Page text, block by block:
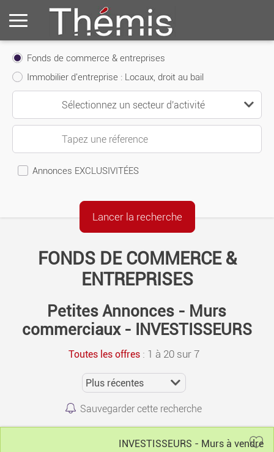
Fonds de commerce & entreprises
Immobilier d'entreprise : Locaux, droit au bail
Annonces EXCLUSIVITÉES
FONDS DE COMMERCE &
ENTREPRISES
Petites Annonces - Murs
commerciaux - INVESTISSEURS
Toutes les offres: 1 à 20 sur 7
Sauvegarder cette recherche
INVESTISSEURS - Murs à vendre